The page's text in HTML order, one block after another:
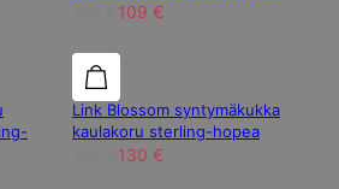
109 €
30% alennus
30% alennus
Link Blossom syntymäkukka
kaulakoru sterling-hopea
130 €